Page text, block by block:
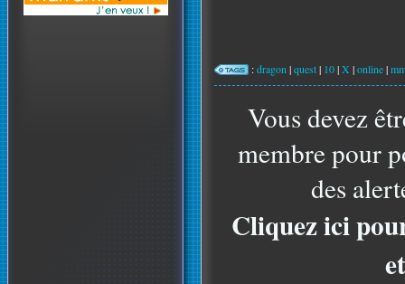
:dragon |quest| 10|X |online|
Vous devez
membre pour
des
Cliquez ici